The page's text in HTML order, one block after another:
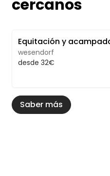
cercanos
Image 1 of 5
wesendorf
desde 32€
Saber más